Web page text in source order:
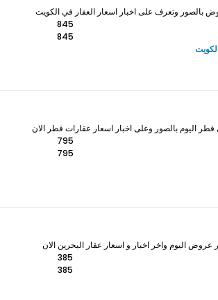
بالصور وتعرف على اخبار اسعار العقار في الكويت
845
845
اليوم بالصور وعلى اخبار اسعار عقارات قطر الان
795
795
اليوم واخر اخبار و اسعار عقار البحرين الان
385
385